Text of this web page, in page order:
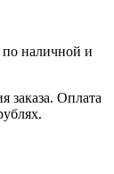
наличной и
заказа. Оплата